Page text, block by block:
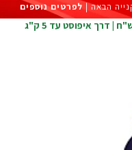
לפרטים נוספים